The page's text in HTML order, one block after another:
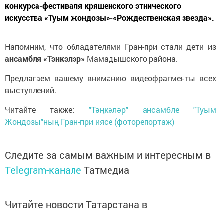
конкурса-фестиваля кряшенского этнического
искусства «Туым жондозы»-«Рождественская звезда».
Напомним, что обладателями Гран-при стали дети из
ансамбля «Тэнкэлэр» Мамадышского района.
Предлагаем вашему вниманию видеофрагменты всех
выступлений.
Читайте также: "Тәңкәләр" ансамбле "Туым
Жондозы"ның Гран-при иясе (фоторепортаж)
Следите за самым важным и интересным в
Telegram-канале Татмедиа
Читайте новости Татарстана в